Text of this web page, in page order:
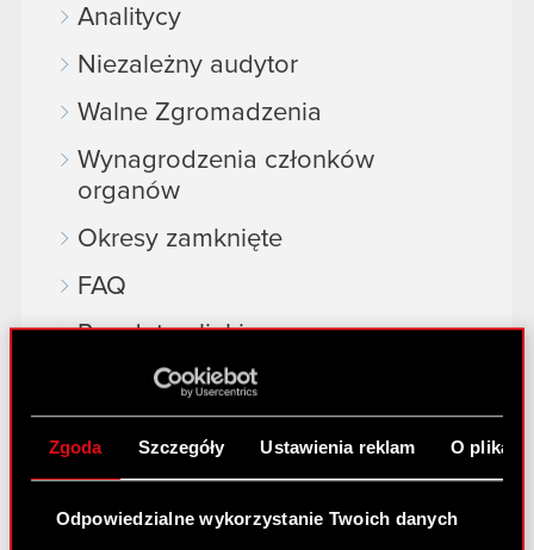
Zgoda Szczegóły Ustawienia reklam O
Odpowiedzialne wykorzystanie Twoich danych
Analitycy
Niezależny audytor
Walne Zgromadzenia
Wynagrodzenia członków
organów
Okresy zamknięte
FAQ
Przydatne linki
Kontakt IR
thewitcher.com